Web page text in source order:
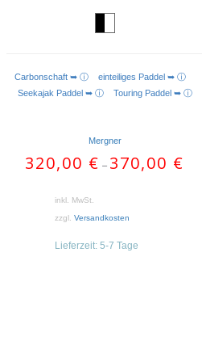
AUSFÜHRUNG WÄHLEN
Carbonschaft ➥ ⓘ einteiliges Paddel ➥ ⓘ
Seekajak Paddel ➥ ⓘ Touring Paddel ➥ ⓘ
Mergner
320,00 € – 370,00 €
inkl. MwSt.
zzgl. Versandkosten
Lieferzeit: 5-7 Tage